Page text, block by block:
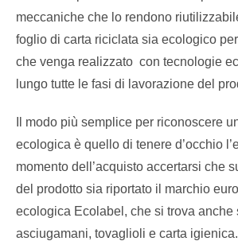
meccaniche che lo rendono
foglio di carta riciclata sia ecologico
che venga realizzato con tecnologie
lungo tutte le fasi di lavorazione del
Il modo più semplice per riconoscere
ecologica è quello di tenere d’occhio
momento dell’acquisto accertarsi che
del prodotto sia riportato il marchio
ecologica Ecolabel, che si trova anche
asciugamani, tovaglioli e carta